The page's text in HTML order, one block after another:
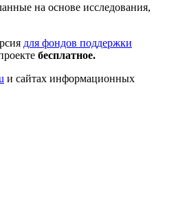
на основе исследования,
для фондов поддержки
бесплатное.
и сайтах информационных